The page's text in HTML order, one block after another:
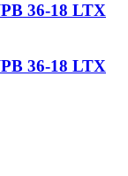
36-18 LTX
36-18 LTX